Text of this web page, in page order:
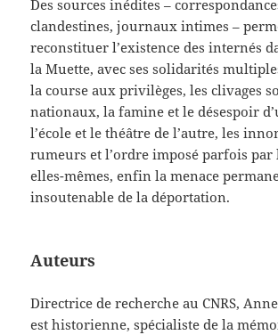
Des sources inédites –
clandestines, journaux intimes –
reconstituer l’existence des internés
la Muette, avec ses solidarités
la course aux privilèges, les clivages
nationaux, la famine et le désespoir
l’école et le théâtre de l’autre, les
rumeurs et l’ordre imposé parfois par
elles-mêmes, enfin la menace
insoutenable de la déportation.
Auteurs
Directrice de recherche au CNRS,
est historienne, spécialiste de la